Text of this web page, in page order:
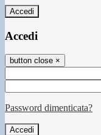
Accedi
Accedi
button close ×
Password dimenticata?